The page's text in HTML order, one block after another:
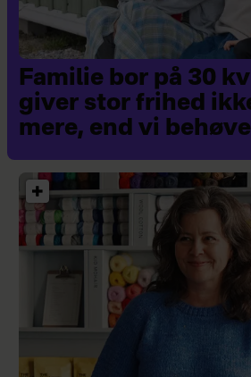
Familie bor på 30
giver stor frihed
mere, end vi